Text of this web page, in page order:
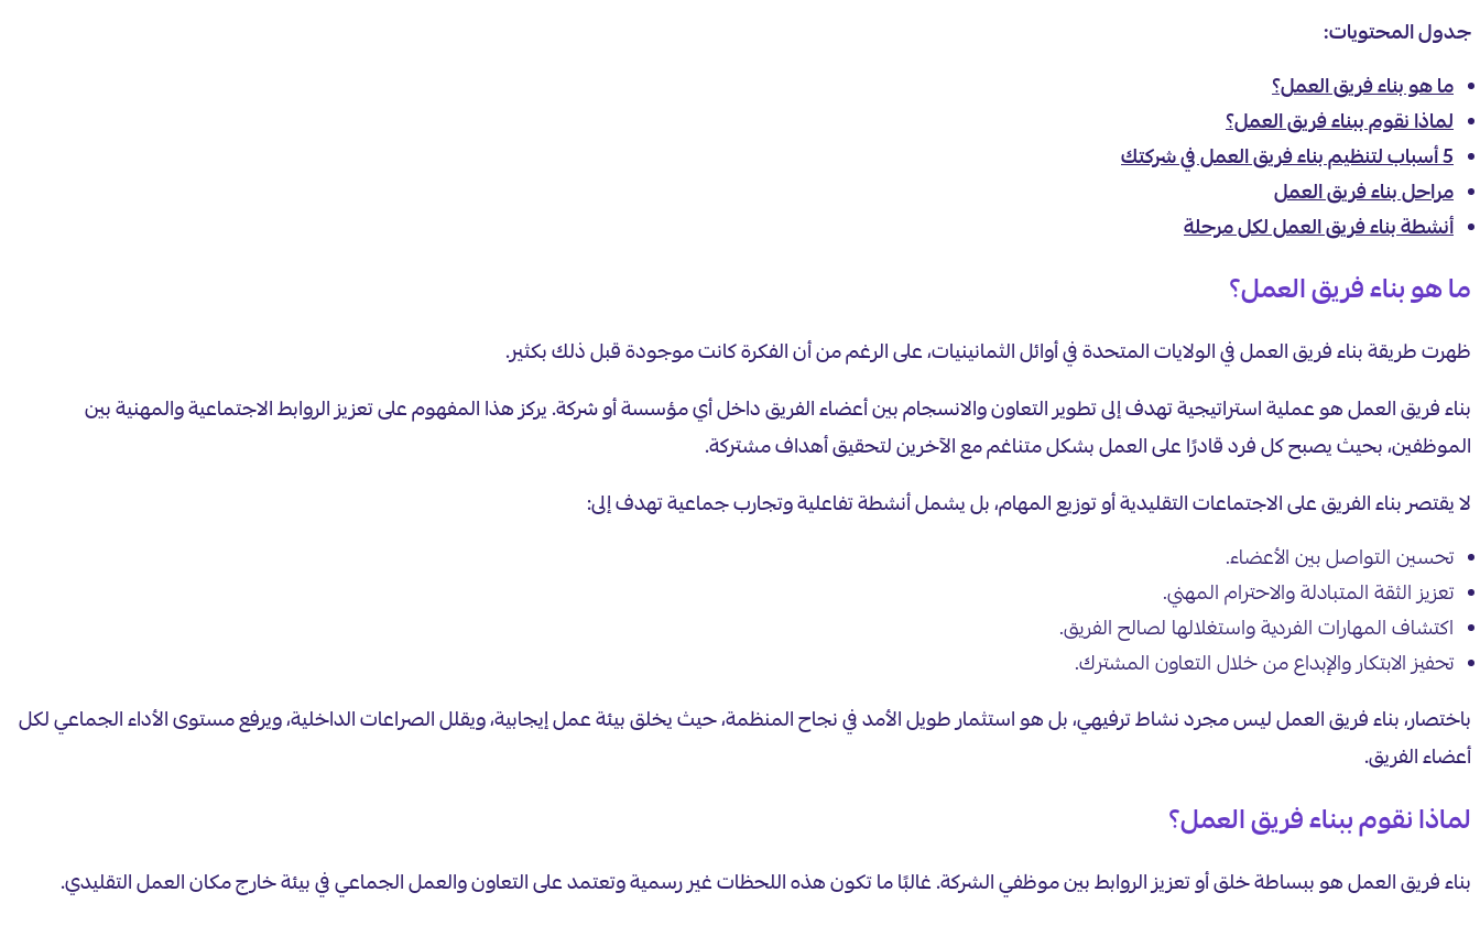
جدول المحتويات:
ما هو بناء فريق العمل؟
لماذا نقوم ببناء فريق العمل؟
5 أسباب لتنظيم بناء فريق العمل في شركتك
مراحل بناء فريق العمل
أنشطة بناء فريق العمل لكل مرحلة
ما هو بناء فريق العمل؟
ظهرت طريقة بناء فريق العمل في الولايات المتحدة في أوائل الثمانينيات، على الرغم من أن الفكرة كانت موجودة قبل ذلك بكثير.
بناء فريق العمل هو عملية استراتيجية تهدف إلى تطوير التعاون والانسجام بين أعضاء الفريق داخل أي مؤسسة أو شركة. يركز هذا المفهوم على تعزيز الروابط الاجتماعية والمهنية بين
الموظفين، بحيث يصبح كل فرد قادرًا على العمل بشكل متناغم مع الآخرين لتحقيق أهداف مشتركة.
لا يقتصر بناء الفريق على الاجتماعات التقليدية أو توزيع المهام، بل يشمل أنشطة تفاعلية وتجارب جماعية تهدف إلى:
تحسين التواصل بين الأعضاء.
تعزيز الثقة المتبادلة والاحترام المهني.
اكتشاف المهارات الفردية واستغلالها لصالح الفريق.
تحفيز الابتكار والإبداع من خلال التعاون المشترك.
باختصار، بناء فريق العمل ليس مجرد نشاط ترفيهي، بل هو استثمار طويل الأمد في نجاح المنظمة، حيث يخلق بيئة عمل إيجابية، ويقلل الصراعات الداخلية، ويرفع مستوى الأداء الجماعي لكل
أعضاء الفريق.
لماذا نقوم ببناء فريق العمل؟
بناء فريق العمل هو ببساطة خلق أو تعزيز الروابط بين موظفي الشركة. غالبًا ما تكون هذه اللحظات غير رسمية وتعتمد على التعاون والعمل الجماعي في بيئة خارج مكان العمل التقليدي.